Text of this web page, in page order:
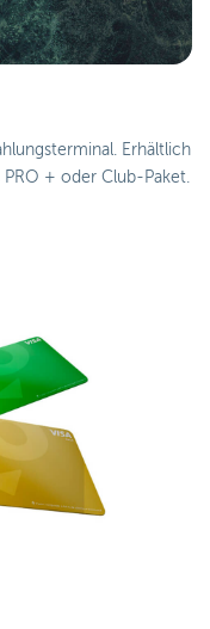
Erhältlich
+ oder Club-Paket.